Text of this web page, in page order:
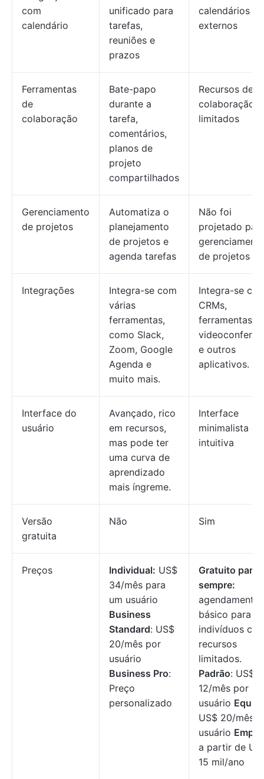
com
calendário
unificado para
tarefas,
reuniões e
prazos
calendários
externos
Ferramentas
de
colaboração
Bate-papo
durante a
tarefa,
comentários,
planos de
projeto
compartilhados
Recursos de
colaboração
limitados
Gerenciamento
de projetos
Automatiza o
planejamento
de projetos e
agenda tarefas
Não foi
projetado
de projetos
Integrações
Integra-se com
várias
ferramentas,
como Slack,
Zoom, Google
Agenda e
muito mais.
Integra-se
CRMs,
ferramentas
e outros
aplicativos.
Interface do
usuário
Avançado, rico
em recursos,
mas pode ter
uma curva de
aprendizado
mais íngreme.
Interface
minimalista e
intuitiva
Versão
gratuita
Não Sim
Preços Individual: US$
34/mês para
um usuário
Business
Standard: US$
20/mês por
usuário
Business Pro:
Preço
personalizado
Gratuito para
sempre:
agendamento
básico para
indivíduos
recursos
limitados.
Padrão: US$
12/mês por
usuário
US$ 20/mês
usuário
a partir de
15 mil/ano